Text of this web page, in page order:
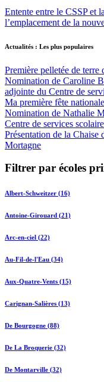
Entente entre le CSSP et
l’emplacement de la
Actualités : Les plus populaires
Première pelletée de
Nomination de Caroline
adjointe du Centre de
Ma première fête
Nomination de Nathalie
Centre de services
Présentation de la Chaise
Mortagne
Filtrer par écoles
Albert-Schweitzer (16)
Antoine-Girouard (21)
Arc-en-ciel (22)
Au-Fil-de-l'Eau (34)
Aux-Quatre-Vents (15)
Carignan-Salières (13)
De Bourgogne (88)
De La Broquerie (32)
De Montarville (32)